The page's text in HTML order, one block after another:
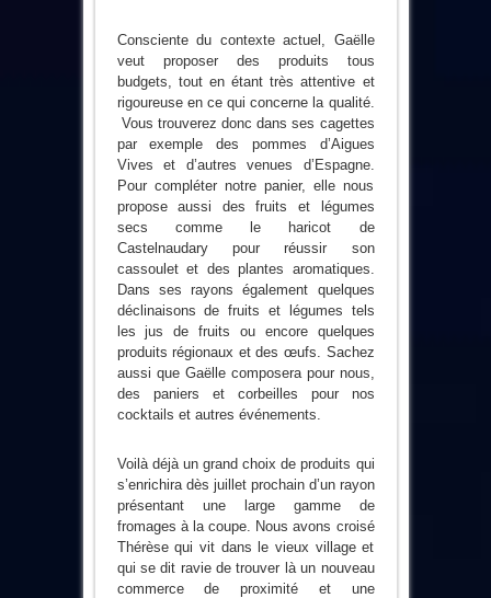
Consciente du contexte actuel, Gaëlle
veut proposer des produits tous
budgets, tout en étant très attentive et
rigoureuse en ce qui concerne la qualité.
Vous trouverez donc dans ses cagettes
par exemple des pommes d’Aigues
Vives et d’autres venues d’Espagne.
Pour compléter notre panier, elle nous
propose aussi des fruits et légumes
secs comme le haricot de
Castelnaudary pour réussir son
cassoulet et des plantes aromatiques.
Dans ses rayons également quelques
déclinaisons de fruits et légumes tels
les jus de fruits ou encore quelques
produits régionaux et des œufs. Sachez
aussi que Gaëlle composera pour nous,
des paniers et corbeilles pour nos
cocktails et autres événements.
Voilà déjà un grand choix de produits qui
s’enrichira dès juillet prochain d’un rayon
présentant une large gamme de
fromages à la coupe. Nous avons croisé
Thérèse qui vit dans le vieux village et
qui se dit ravie de trouver là un nouveau
commerce de proximité et une